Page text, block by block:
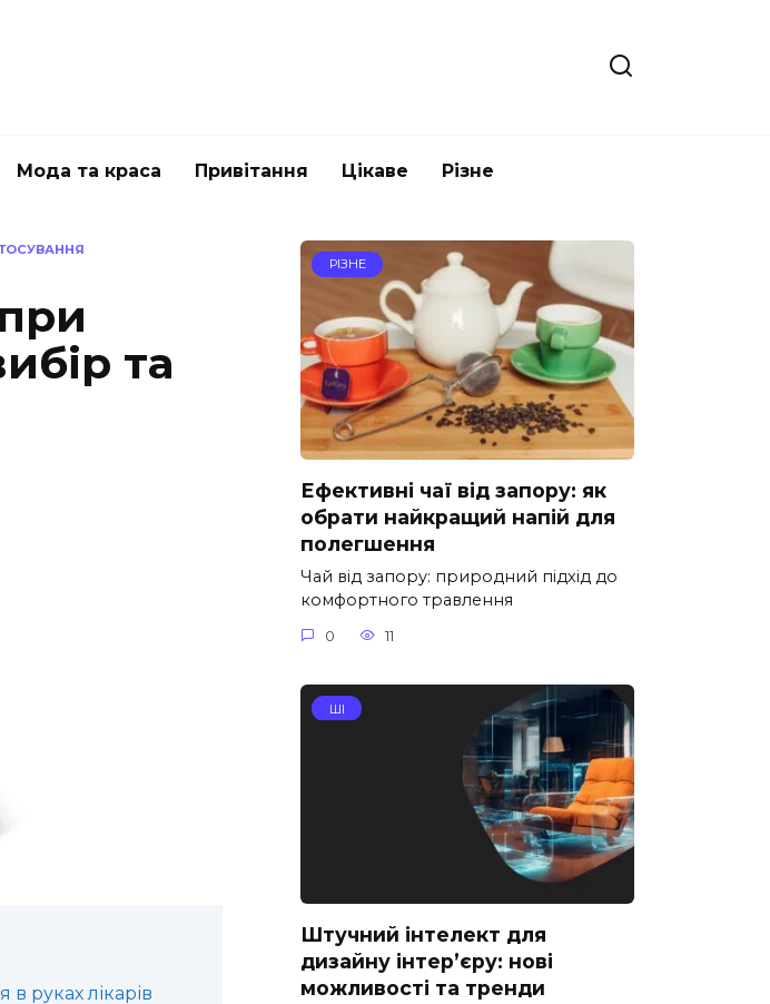
Мода та краса Привітання Цікаве Різне
та
руках лікарів
РІЗНЕ
Ефективні чаї від запору: як
обрати найкращий напій для
полегшення
Чай від запору: природний підхід до
комфортного травлення
0 11
ШІ
Штучний інтелект для
дизайну інтер’єру: нові
можливості та тренди